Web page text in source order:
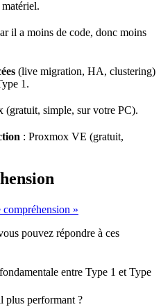
il a moins de code, donc moins
(live migration, HA, clustering)
1.
(gratuit, simple, sur votre PC).
: Proxmox VE (gratuit,
»
pouvez répondre à ces
entre Type 1 et Type
plus performant ?